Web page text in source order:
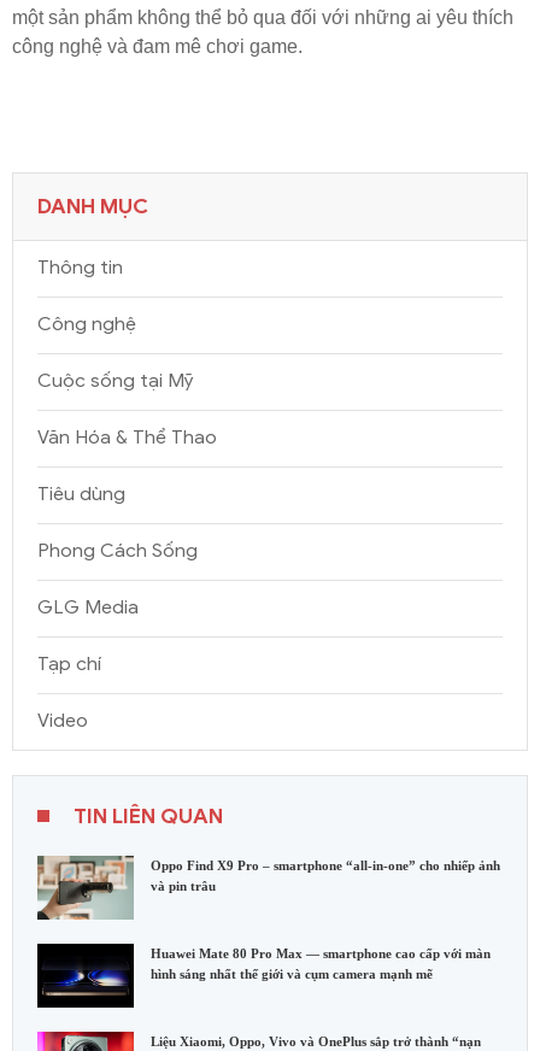
một sản phẩm không thể bỏ qua đối với những ai yêu thích
công nghệ và đam mê chơi game.
DANH MỤC
Thông tin
Công nghệ
Cuộc sống tại Mỹ
Văn Hóa & Thể Thao
Tiêu dùng
Phong Cách Sống
GLG Media
Tạp chí
Video
TIN LIÊN QUAN
Oppo Find X9 Pro – smartphone “all-in-one” cho nhiếp ảnh
và pin trâu
Huawei Mate 80 Pro Max — smartphone cao cấp với màn
hình sáng nhất thế giới và cụm camera mạnh mẽ
Liệu Xiaomi, Oppo, Vivo và OnePlus sắp trở thành “nạn